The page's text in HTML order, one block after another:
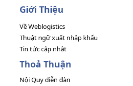
Giới Thiệu
Về Weblogistics
Thuật ngữ xuất nhập khẩu
Tin tức cập nhật
Thoả Thuận
Nội Quy diễn đàn